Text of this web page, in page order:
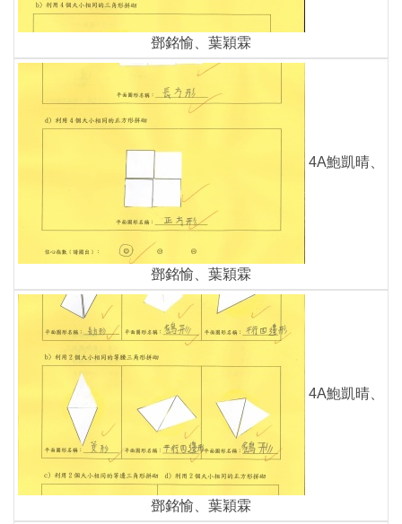
鄧銘愉、葉穎霖
4A鮑凱晴、
鄧銘愉、葉穎霖
4A鮑凱晴、
鄧銘愉、葉穎霖